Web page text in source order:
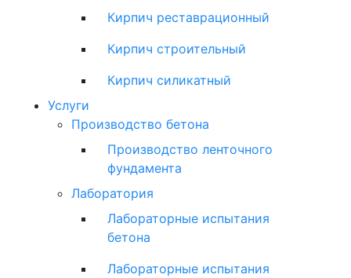
Кирпич реставрационный
Кирпич строительный
Кирпич силикатный
Услуги
Производство бетона
Производство ленточного
фундамента
Лаборатория
Лабораторные испытания
бетона
Лабораторные испытания